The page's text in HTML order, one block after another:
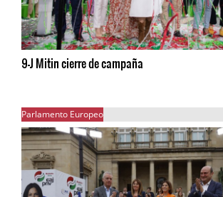
9-J Mitin cierre de campaña
Parlamento Europeo